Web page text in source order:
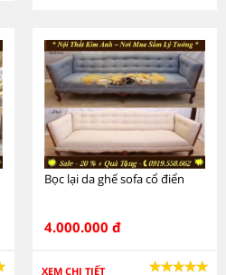
Bọc lại da ghế sofa cổ điển
4.000.000 đ
XEM CHI TIẾT